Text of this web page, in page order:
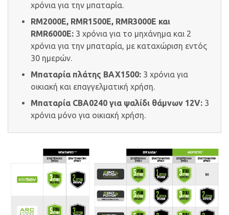
χρόνια για την μπαταρία.
RM2000E, RMR1500E, RMR3000E και
RMR6000E: 3 χρόνια για το μηχάνημα και 2
χρόνια για την μπαταρία, με καταχώριση εντός
30 ημερών.
Μπαταρία πλάτης BAX1500: 3 χρόνια για
οικιακή και επαγγελματική χρήση.
Μπαταρία CBA0240 για ψαλίδι θάμνων 12V: 3
χρόνια μόνο για οικιακή χρήση.